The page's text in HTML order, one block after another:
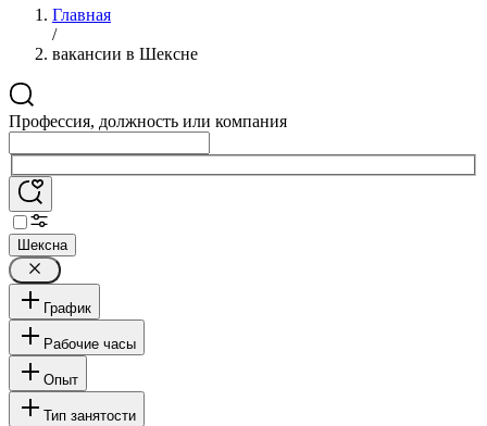
Главная
/
вакансии в Шексне
Профессия, должность или компания
Шексна
График
Рабочие часы
Опыт
Тип занятости